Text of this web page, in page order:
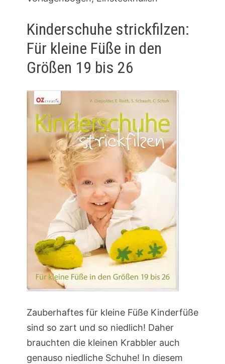
Kinderschuhe strickfilzen:
Für kleine Füße in den
Größen 19 bis 26
Zauberhaftes für kleine Füße Kinderfüße
sind so zart und so niedlich! Daher
brauchten die kleinen Krabbler auch
genauso niedliche Schuhe! In diesem